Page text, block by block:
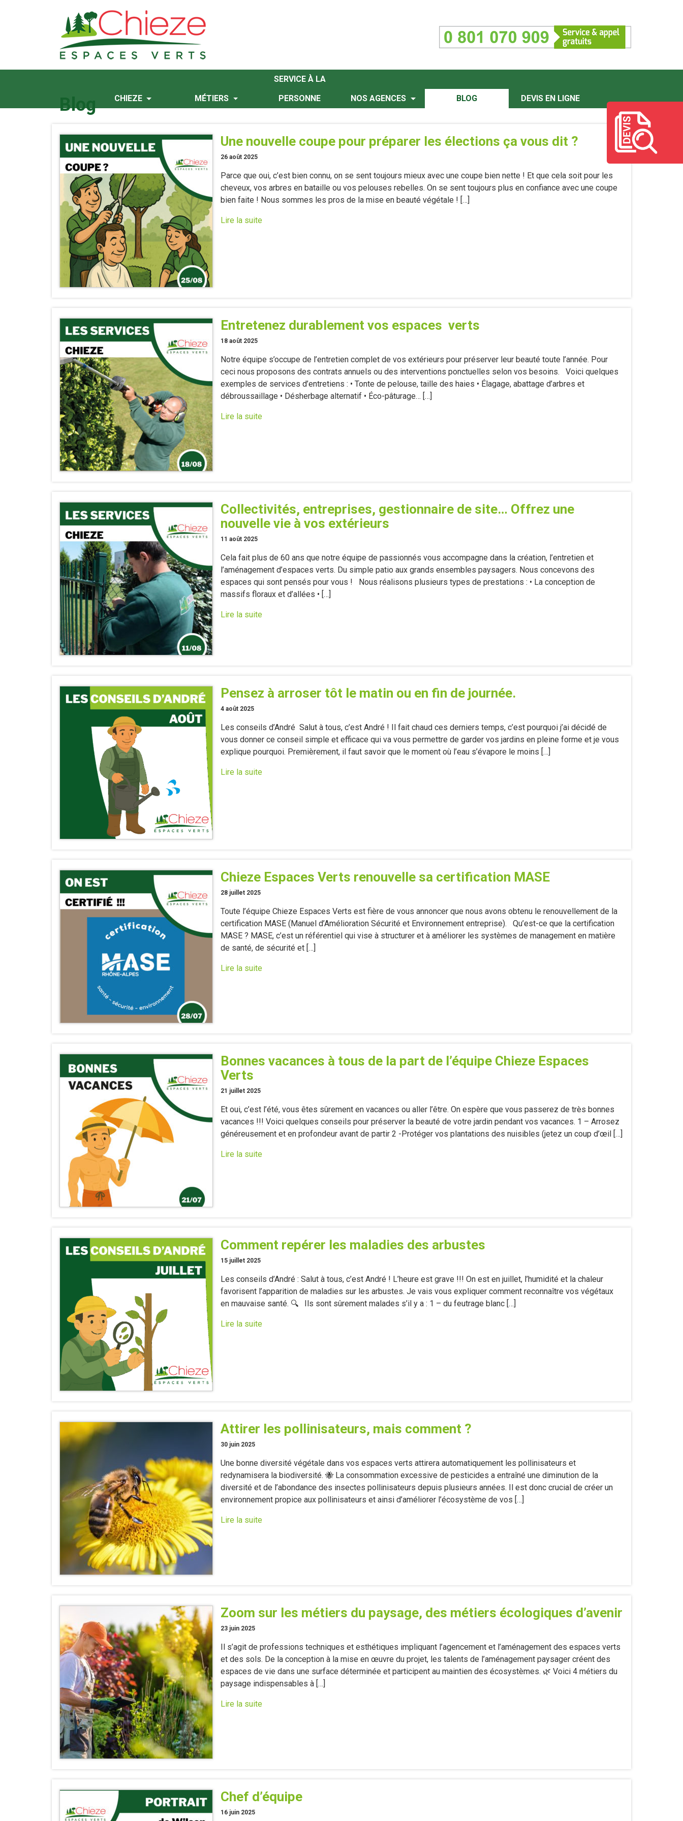
CHIEZE MÉTIERS
SERVICE À LA
PERSONNE
NOS AGENCES BLOG DEVIS EN LIGNE
Blog
Une nouvelle coupe pour préparer les élections ça vous dit ?
26 août 2025
Parce que oui, c’est bien connu, on se sent toujours mieux avec une coupe bien nette ! Et que cela soit pour les
cheveux, vos arbres en bataille ou vos pelouses rebelles. On se sent toujours plus en confiance avec une coupe
bien faite ! Nous sommes les pros de la mise en beauté végétale ! […]
Lire la suite
Entretenez durablement vos espaces verts
18 août 2025
Notre équipe s’occupe de l’entretien complet de vos extérieurs pour préserver leur beauté toute l’année. Pour
ceci nous proposons des contrats annuels ou des interventions ponctuelles selon vos besoins. Voici quelques
exemples de services d’entretiens : • Tonte de pelouse, taille des haies • Élagage, abattage d’arbres et
débroussaillage • Désherbage alternatif • Éco-pâturage… […]
Lire la suite
Collectivités, entreprises, gestionnaire de site… Offrez une
nouvelle vie à vos extérieurs
11 août 2025
Cela fait plus de 60 ans que notre équipe de passionnés vous accompagne dans la création, l’entretien et
l’aménagement d’espaces verts. Du simple patio aux grands ensembles paysagers. Nous concevons des
espaces qui sont pensés pour vous ! Nous réalisons plusieurs types de prestations : • La conception de
massifs floraux et d’allées • […]
Lire la suite
Pensez à arroser tôt le matin ou en fin de journée.
4 août 2025
Les conseils d’André Salut à tous, c’est André ! Il fait chaud ces derniers temps, c’est pourquoi j’ai décidé de
vous donner ce conseil simple et efficace qui va vous permettre de garder vos jardins en pleine forme et je vous
explique pourquoi. Premièrement, il faut savoir que le moment où l’eau s’évapore le moins […]
Lire la suite
Chieze Espaces Verts renouvelle sa certification MASE
28 juillet 2025
Toute l’équipe Chieze Espaces Verts est fière de vous annoncer que nous avons obtenu le renouvellement de la
certification MASE (Manuel d’Amélioration Sécurité et Environnement entreprise). Qu’est-ce que la certification
MASE ? MASE, c’est un référentiel qui vise à structurer et à améliorer les systèmes de management en matière
de santé, de sécurité et […]
Lire la suite
Bonnes vacances à tous de la part de l’équipe Chieze Espaces
Verts
21 juillet 2025
Et oui, c’est l’été, vous êtes sûrement en vacances ou aller l’être. On espère que vous passerez de très bonnes
vacances !!! Voici quelques conseils pour préserver la beauté de votre jardin pendant vos vacances. 1 – Arrosez
généreusement et en profondeur avant de partir 2 -Protéger vos plantations des nuisibles (jetez un coup d’œil […]
Lire la suite
Comment repérer les maladies des arbustes
15 juillet 2025
Les conseils d’André : Salut à tous, c’est André ! L’heure est grave !!! On est en juillet, l’humidité et la chaleur
favorisent l’apparition de maladies sur les arbustes. Je vais vous expliquer comment reconnaître vos végétaux
en mauvaise santé. 🔍 Ils sont sûrement malades s’il y a : 1 – du feutrage blanc […]
Lire la suite
Attirer les pollinisateurs, mais comment ?
30 juin 2025
Une bonne diversité végétale dans vos espaces verts attirera automatiquement les pollinisateurs et
redynamisera la biodiversité. 🐝 La consommation excessive de pesticides a entraîné une diminution de la
diversité et de l’abondance des insectes pollinisateurs depuis plusieurs années. Il est donc crucial de créer un
environnement propice aux pollinisateurs et ainsi d’améliorer l’écosystème de vos […]
Lire la suite
Zoom sur les métiers du paysage, des métiers écologiques d’avenir
23 juin 2025
Il s’agit de professions techniques et esthétiques impliquant l’agencement et l’aménagement des espaces verts
et des sols. De la conception à la mise en œuvre du projet, les talents de l’aménagement paysager créent des
espaces de vie dans une surface déterminée et participent au maintien des écosystèmes. 🌿 Voici 4 métiers du
paysage indispensables à […]
Lire la suite
Chef d’équipe
16 juin 2025